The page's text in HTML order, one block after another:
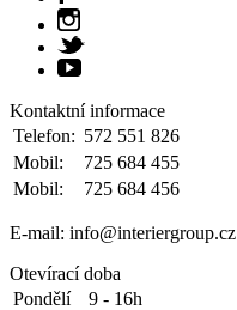
Kontaktní informace
Telefon: 572 551 826
Mobil:
725 684 455
Mobil:
725 684 456
E-mail: info@interiergroup.cz
Otevírací doba
Pondělí
9 - 16h